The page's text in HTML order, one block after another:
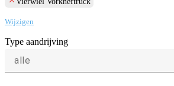
Wijzigen
Type aandrijving
alle